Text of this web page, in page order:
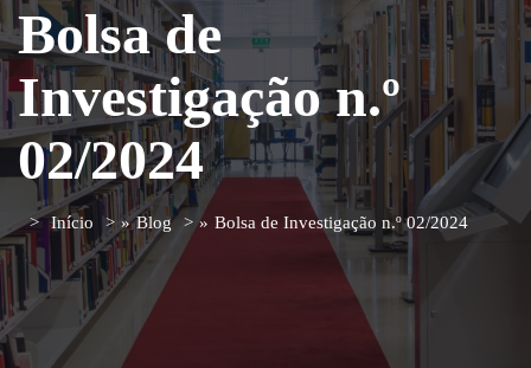
Bolsa de
Investigação n.º
02/2024
Início » Blog » Bolsa de Investigação n.º 02/2024